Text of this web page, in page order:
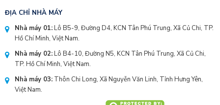
ĐỊA CHỈ NHÀ MÁY
Nhà máy 01:Lô B5-9, Đường D4, KCN Tân Phú Trung, Xã Củ Chi, TP.
Hồ Chí Minh, Việt Nam.
Nhà máy 02:Lô B4-10, Đường N5, KCN Tân Phú Trung, Xã Củ Chi,
TP. Hồ Chí Minh, Việt Nam.
Nhà máy 03: Thôn Chi Long, Xã Nguyễn Văn Linh, Tỉnh Hưng Yên,
Việt Nam.